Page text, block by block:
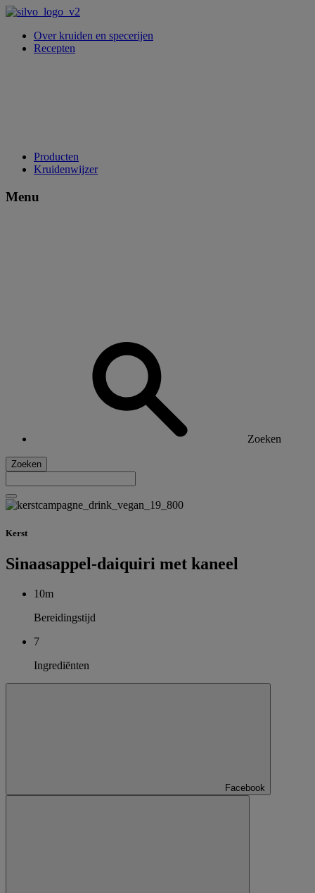
Over kruiden en specerijen
Recepten
Producten
Kruidenwijzer
Menu
Zoeken
Zoeken
Kerst
Sinaasappel-daiquiri met kaneel
10m
Bereidingstijd
7
Ingrediënten
Facebook